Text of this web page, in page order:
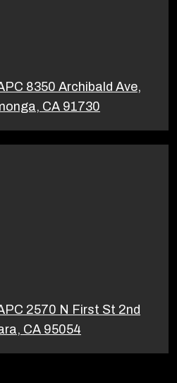
8350 Archibald Ave,
CA 91730
2570 N First St 2nd
CA 95054